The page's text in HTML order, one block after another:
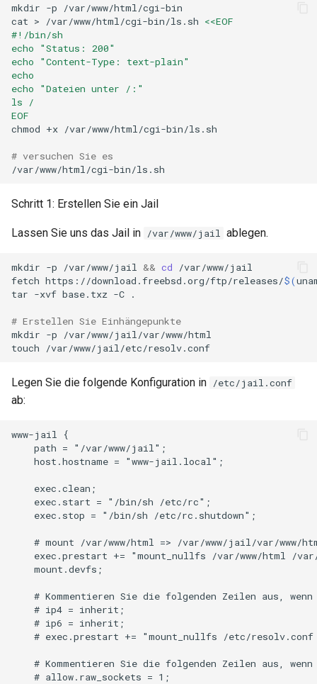
mkdir -p
/var/www/html/cgi-bin
cat > /var/www/html/cgi-bin/ls.sh <<EOF
#!/bin/sh
echo "Status: 200"
echo "Content-Type: text-plain"
echo
echo "Dateien unter /:"
ls /
EOF
chmod +x /var/www/html/cgi-bin/ls.sh
# versuchen Sie es
Schritt 1: Erstellen Sie ein Jail
Lassen Sie uns das Jail in /var/www/jail ablegen.
mkdir -p /var/www/jail && cd
/var/www/jail
fetch https://download.freebsd.org/ftp/releases/$(
tar -xvf base.txz -C .
# Erstellen Sie Einhängepunkte
mkdir -p
/var/www/jail/var/www/html
touch
Legen Sie die folgende Konfiguration in /etc/jail.conf
ab:
www-jail {
    path = "/var/www/jail";
    host.hostname = "www-jail.local";
    exec.clean;
    exec.start = "/bin/sh /etc/rc";
    exec.stop = "/bin/sh /etc/rc.shutdown";
# mount /var/www/html => /var/www/jail/var/www/
exec.prestart += "mount_nullfs /var/www/html /
    mount.devfs;
# Kommentieren Sie die folgenden Zeilen aus,
    # ip4 = inherit;
    # ip6 = inherit;
# exec.prestart += "mount_nullfs /etc/
# Kommentieren Sie die folgenden Zeilen aus,
    # allow.raw_sockets = 1;